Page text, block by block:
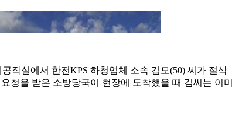
연합뉴스]
작실에서 한전KPS 하청업체 소속 김모(50) 씨가 절삭
청을 받은 소방당국이 현장에 도착했을 때 김씨는 이미